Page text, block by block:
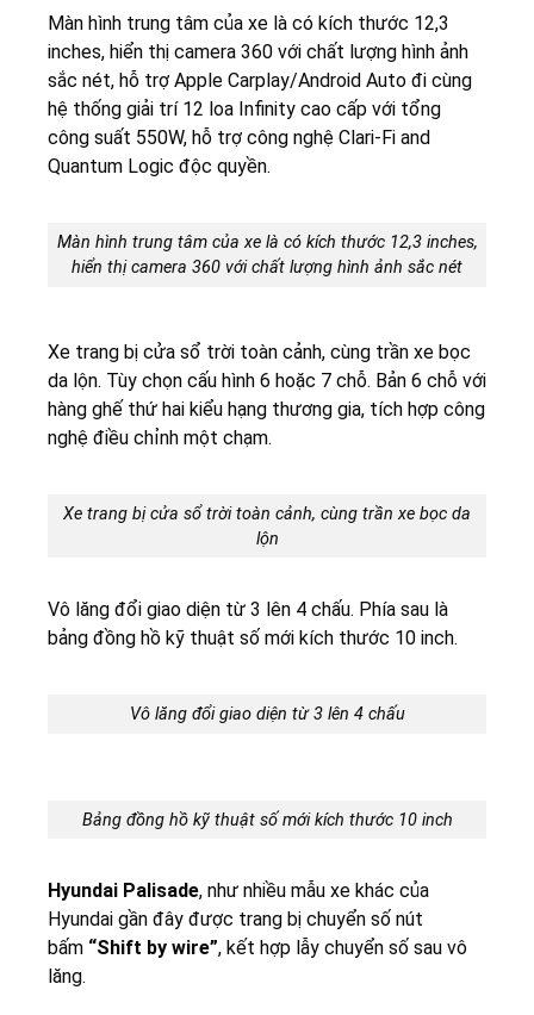
Màn hình trung tâm của xe là có kích thước 12,3
inches, hiển thị camera 360 với chất lượng hình ảnh
sắc nét, hỗ trợ Apple Carplay/Android Auto đi cùng
hệ thống giải trí 12 loa Infinity cao cấp với tổng
công suất 550W, hỗ trợ công nghệ Clari-Fi and
Quantum Logic độc quyền.
Màn hình trung tâm của xe là có kích thước 12,3 inches,
hiển thị camera 360 với chất lượng hình ảnh sắc nét
Xe trang bị cửa sổ trời toàn cảnh, cùng trần xe bọc
da lộn. Tùy chọn cấu hình 6 hoặc 7 chỗ. Bản 6 chỗ với
hàng ghế thứ hai kiểu hạng thương gia, tích hợp công
nghệ điều chỉnh một chạm.
Xe trang bị cửa sổ trời toàn cảnh, cùng trần xe bọc da
lộn
Vô lăng đổi giao diện từ 3 lên 4 chấu. Phía sau là
bảng đồng hồ kỹ thuật số mới kích thước 10 inch.
Vô lăng đổi giao diện từ 3 lên 4 chấu
Bảng đồng hồ kỹ thuật số mới kích thước 10 inch
Hyundai Palisade, như nhiều mẫu xe khác của
Hyundai gần đây được trang bị chuyển số nút
bấm “Shift by wire”, kết hợp lẫy chuyển số sau vô
lăng.